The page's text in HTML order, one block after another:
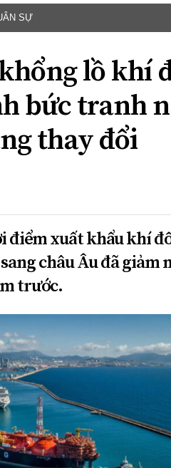
Tài chính - Ngân
hàng
Kinh tế vĩ mô
nghiệp
Xu hướng thị
SỰ
lồ khí
bức tranh
thay đổi
điểm xuất khẩu khí
châu Âu đã giảm
trước.